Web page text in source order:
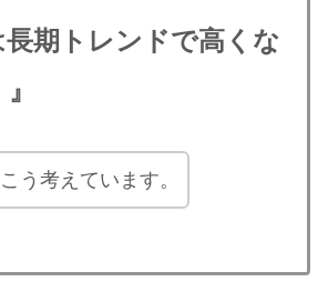
長期トレンドで高くな
う考えています。